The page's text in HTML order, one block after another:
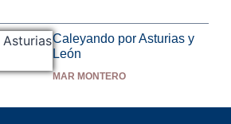
Caleyando por Asturias y
León
MAR MONTERO